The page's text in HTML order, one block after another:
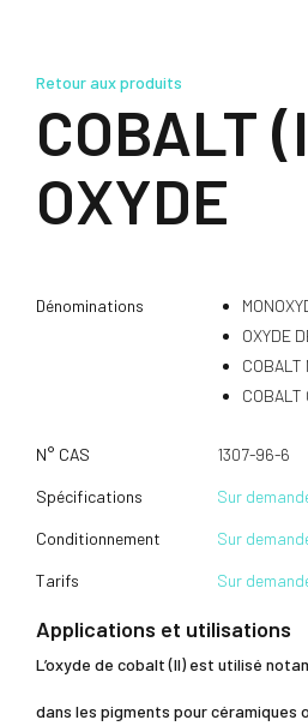
Retour aux produits
COBALT
OXYDE
Dénominations
OXYDE
COBALT
COBALT
N° CAS 1307-96-6
Spécifications Sur
Conditionnement Sur
Tarifs Sur
Applications et utilisations
L’oxyde de cobalt (II) est utilisé
dans les pigments pour céramiques